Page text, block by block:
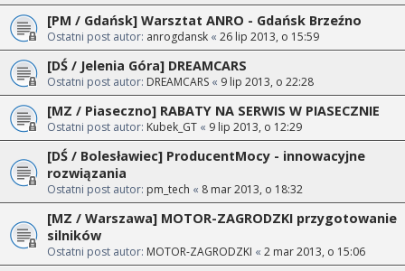
[PM / Gdańsk] Warsztat ANRO - Gdańsk Brzeźno
Ostatni post autor: anrogdansk « 26 lip 2013, o 15:59
[DŚ / Jelenia Góra] DREAMCARS
Ostatni post autor: DREAMCARS « 9 lip 2013, o 22:28
[MZ / Piaseczno] RABATY NA SERWIS W PIASECZNIE
Ostatni post autor: Kubek_GT « 9 lip 2013, o 12:29
[DŚ / Bolesławiec] ProducentMocy - innowacyjne
rozwiązania
Ostatni post autor: pm_tech « 8 mar 2013, o 18:32
[MZ / Warszawa] MOTOR-ZAGRODZKI przygotowanie
silników
Ostatni post autor: MOTOR-ZAGRODZKI « 2 mar 2013, o 15:06